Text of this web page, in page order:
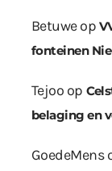
Betuweop
fonteinen
Tejoo op
belaging en
GoedeMens